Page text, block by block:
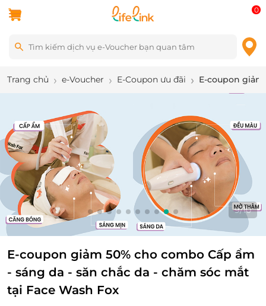
0
Trang chủ e-Voucher E-Coupon ưu đãi E-coupon giảm
9/10
E-coupon giảm 50% cho combo Cấp ẩm
- sáng da - săn chắc da - chăm sóc mắt
tại Face Wash Fox